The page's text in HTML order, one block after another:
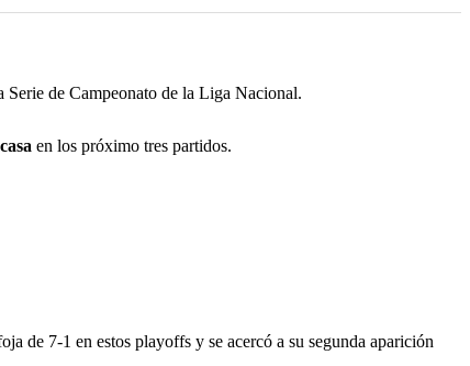
de Campeonato de la Liga Nacional.
en los próximo tres partidos.
de 7-1 en estos playoffs y se acercó a su segunda aparición